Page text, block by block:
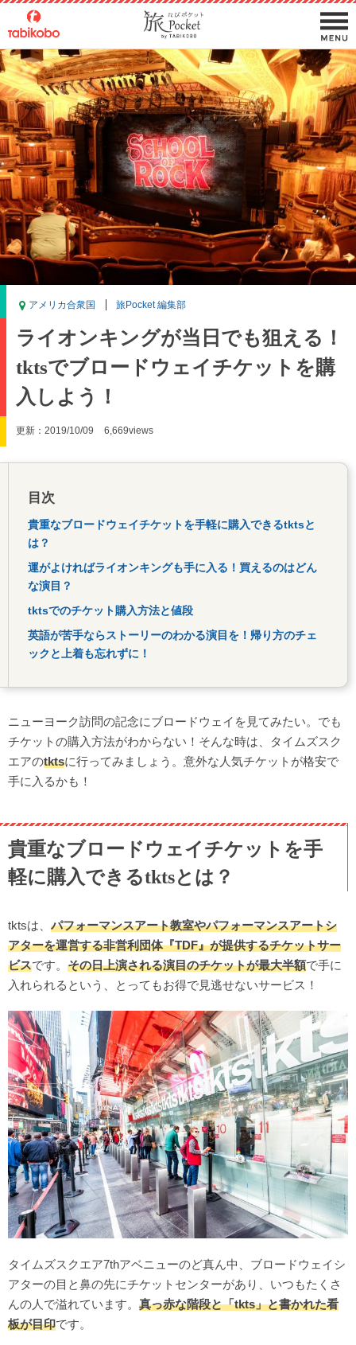
アメリカ合衆国 旅Pocket 編集部
ライオンキングが当日でも狙える！
tktsでブロードウェイチケットを購
入しよう！
更新：2019/10/09 6,669views
目次
貴重なブロードウェイチケットを手軽に購入できるtktsと
は？
運がよければライオンキングも手に入る！買えるのはどん
な演目？
tktsでのチケット購入方法と値段
英語が苦手ならストーリーのわかる演目を！帰り方のチェ
ックと上着も忘れずに！
ニューヨーク訪問の記念にブロードウェイを見てみたい。でも
チケットの購入方法がわからない！そんな時は、タイムズスク
エアのtktsに行ってみましょう。意外な人気チケットが格安で
手に入るかも！
貴重なブロードウェイチケットを手
軽に購入できるtktsとは？
tktsは、 パフォーマンスアート教室やパフォーマンスアートシ
アターを運営する非営利団体『TDF』が提供するチケットサー
ビスです。 その日上演される演目のチケットが最大半額で手に
入れられるという、とってもお得で見逃せないサービス！
タイムズスクエア7thアベニューのど真ん中、ブロードウェイシ
アターの目と鼻の先にチケットセンターがあり、いつもたくさ
んの人で溢れています。 真っ赤な階段と「tkts」と書かれた看
板が目印です。